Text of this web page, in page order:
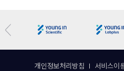
개인정보처리방침 서비스이